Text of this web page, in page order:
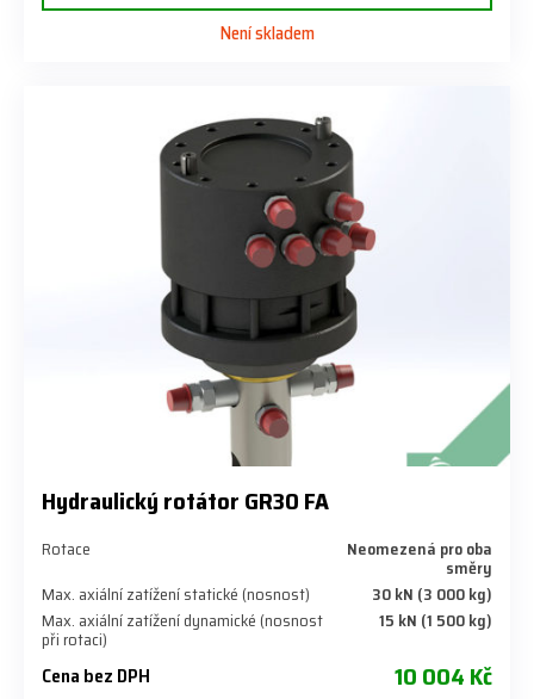
Není skladem
Hydraulický rotátor GR30 FA
Rotace Neomezená pro oba
směry
Max. axiální zatížení statické (nosnost)
30 kN (3 000 kg)
Max. axiální zatížení dynamické (nosnost
při rotaci)
15 kN (1 500 kg)
Cena bez DPH 10 004 Kč